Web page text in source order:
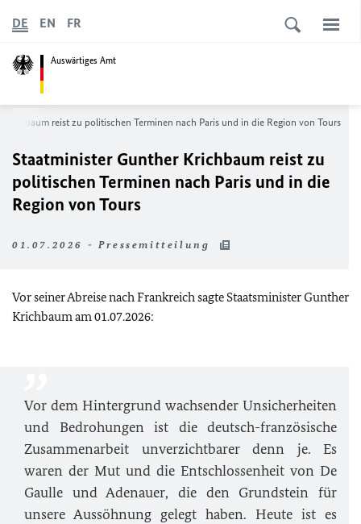
Auswärtiges Amt
DE EN FR
reist zu politischen Terminen nach Paris und in die Region von Tours
Staatminister Gunther Krichbaum reist zu
politischen Terminen nach Paris und in die
Region von Tours
01.07.2026 - Pressemitteilung
Vor seiner Abreise nach Frankreich sagte Staatsminister Gunther
Krichbaum am 01.07.2026:
Vor dem Hintergrund wachsender Unsicherheiten
und Bedrohungen ist die deutsch-französische
Zusammenarbeit unverzichtbarer denn je. Es
waren der Mut und die Entschlossenheit von De
Gaulle und Adenauer, die den Grundstein für
unsere Aussöhnung gelegt haben. Heute ist es